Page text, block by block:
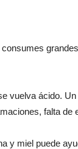
vuelva ácido.
falta de
y miel puede